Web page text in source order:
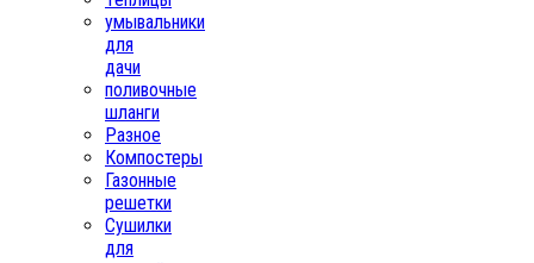
умывальники
для
дачи
поливочные
шланги
Разное
Компостеры
Газонные
решетки
Сушилки
для